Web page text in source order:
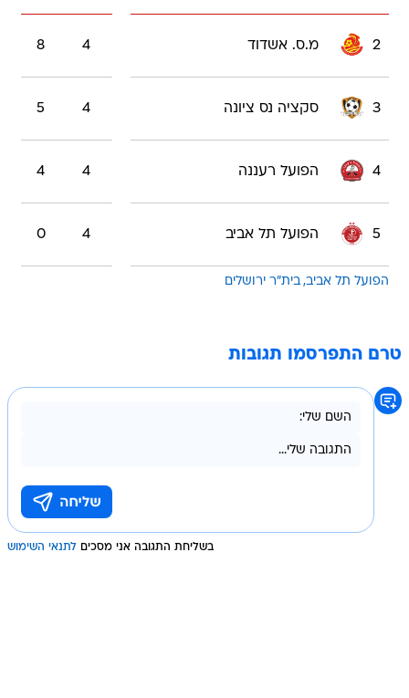
2 מ.ס. אשדוד 4
8
3 סקציה נס ציונה 4
5
4 הפועל רעננה 4
4
5 הפועל תל אביב 4
0
הפועל תל אביב בית"ר ירושלים
טרם התפרסמו תגובות
בשליחת התגובה אני מסכים לתנאי השימוש